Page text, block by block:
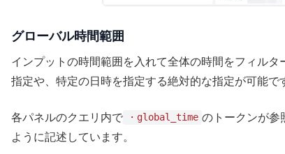
グローバル時間範囲
インプットの時間範囲を入れて全体の時間をフィル
指定や、特定の日時を指定する絶対的な指定が可能で
各パネルのクエリ内で ・global_time のトークンが参
ように記述しています。